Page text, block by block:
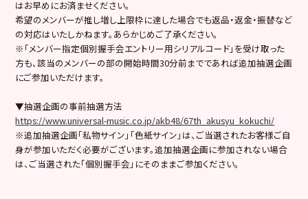
はお早めにお済ませください。
希望のメンバーが推し増し上限枠に達した場合でも返品・返金・振替など
の対応はいたしかねます。あらかじめご了承ください。
※「メンバー指定個別握手会エントリー用シリアルコード」を受け取った
方も、該当のメンバーの部の開始時間30分前までであれば追加抽選企画
にご参加いただけます。
▼抽選企画の事前抽選方法
https://www.universal-music.co.jp/akb48/67th_akusyu_kokuchi/
※追加抽選企画「私物サイン」「色紙サイン」は、ご当選されたお客様ご自
身が参加いただく必要がございます。追加抽選企画に参加されない場合
は、ご当選された「個別握手会」にそのままご参加ください。